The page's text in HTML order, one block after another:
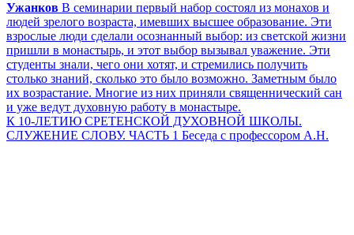
Ужанков В семинарии первый набор состоял из монахов и
людей зрелого возраста, имевших высшее образование. Эти
взрослые люди сделали осознанный выбор: из светской жизни
пришли в монастырь, и этот выбор вызывал уважение. Эти
студенты знали, чего они хотят, и стремились получить
столько знаний, сколько это было возможно. Заметным было
их возрастание. Многие из них приняли священнический сан
и уже ведут духовную работу в монастыре.
К 10-ЛЕТИЮ СРЕТЕНСКОЙ ДУХОВНОЙ ШКОЛЫ.
СЛУЖЕНИЕ СЛОВУ. ЧАСТЬ 1 Беседа с профессором А.Н.